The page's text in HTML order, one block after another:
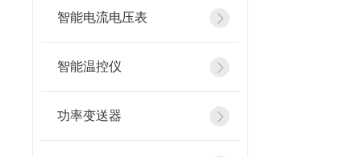
智能电流电压表
智能温控仪
功率变送器